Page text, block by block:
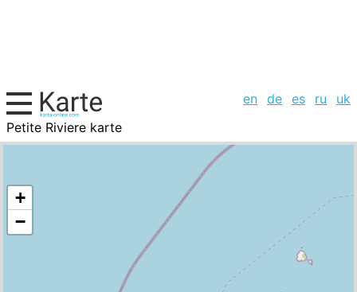
en de es ru
uk
Petite Riviere karte
Mauritius, Städte-Liste
+
−